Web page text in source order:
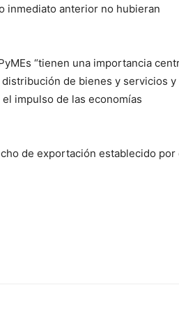
inmediato anterior no hubieran
“tienen una importancia
de bienes y servicios y
impulso de las economías
de exportación establecido por